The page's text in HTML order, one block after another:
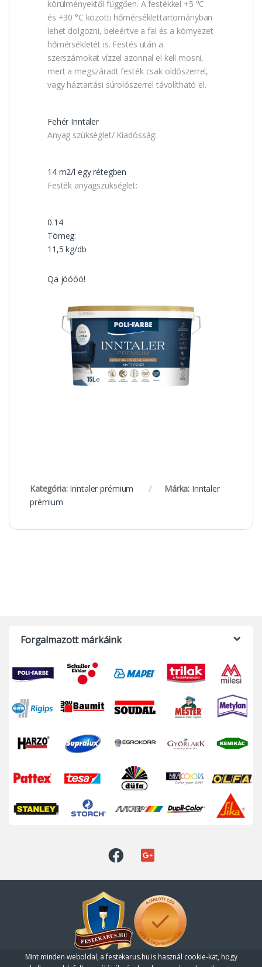
körülményektől függően. A festékkel +5 °C
és +30 °C közötti hőmérséklettartományban
lehet dolgozni, beleértve a fal és a környezet
hőmérsékletét is. Festés után a
szerszámokat vízzel azonnal el kell mosni,
mert a megszáradt festék csak oldószerrel,
vagy háztartási súrolószerrel távolítható el.
Fehér Inntaler
Anyag szükséglet/ Kiadósság:
14 m2/l egy rétegben
Festék anyagszükséglet:
0.14
Tömeg:
11,5 kg/db
Qa jóóóó!
Kategória: Inntaler prémium Márka: Inntaler
prémium
Forgalmazott márkáink
Mint minden weboldal, a festekarus.hu is használ cookie-kat, hogy